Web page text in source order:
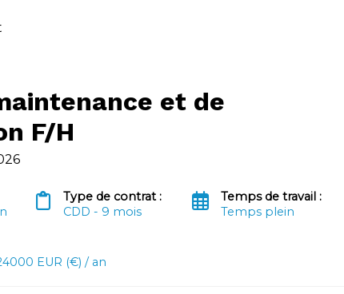
et de
F/H
Type de contrat :
CDD - 9 mois
Temps de travail :
Temps plein
EUR (€) / an